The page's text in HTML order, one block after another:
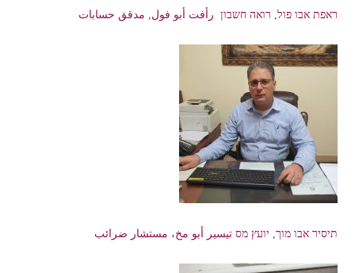
ראפת אבו פול, רואה חשבון رأفت أبو فول, مدقق حسابات
תיסיר אבו מוך, יועץ מס تيسير أبو مخ، مستشار ضرائب